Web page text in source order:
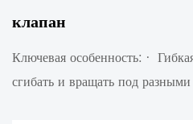
клапан
Ключевая особенность: · Гибкая конструкция: позволяет